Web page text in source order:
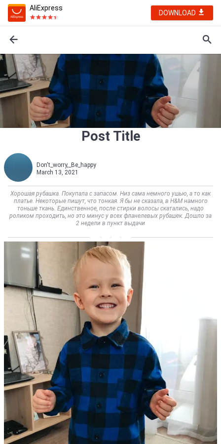
AliExpress
DOWNLOAD
Post Title
Don't_worry,_Be_happy
March 13, 2021
Хорошая рубашка. Покупала с запасом. Низ сама немного ушью, а то как
платье. Некоторые пишут, что тонкая. Я бы не сказала, в H&M намного
тоньше ткань. Единственное, после стирки волосы скатались, надо
роликом проходить, но это минус у всех фланелевых рубашек. Дошло за
2 недели в пункт выдачи